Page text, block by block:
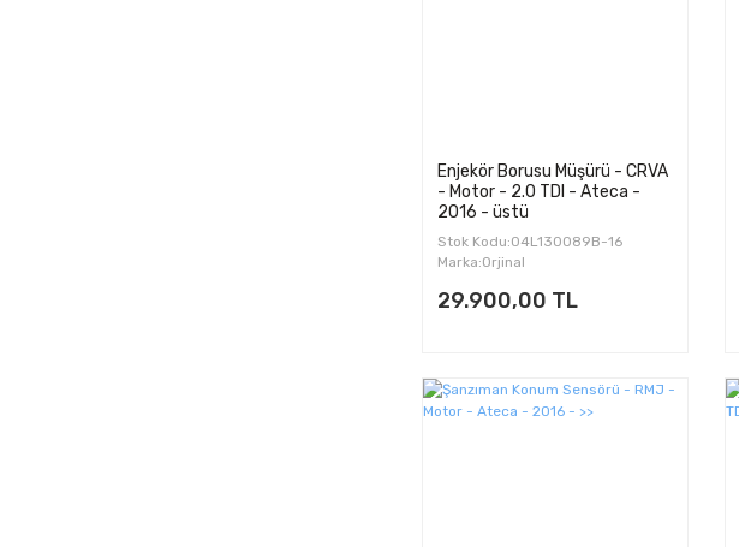
Enjekör Borusu Müşürü - CRVA
- Motor - 2.0 TDI - Ateca -
2016 - üstü
Stok Kodu:04L130089B-16
Marka:Orjinal
29.900,00 TL